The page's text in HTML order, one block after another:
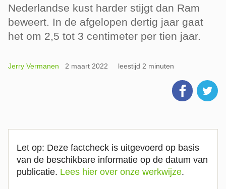
Nederlandse kust harder stijgt dan Ram
beweert. In de afgelopen dertig jaar gaat
het om 2,5 tot 3 centimeter per tien jaar.
Jerry Vermanen 2 maart 2022 leestijd 2 minuten
Let op: Deze factcheck is uitgevoerd op basis
van de beschikbare informatie op de datum van
publicatie. Lees hier over onze werkwijze.